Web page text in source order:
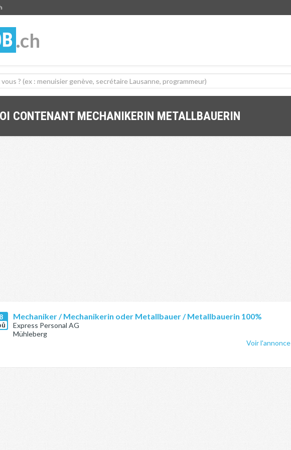
.ch
CONTENANT MECHANIKERIN METALLBAUERIN
Mechaniker / Mechanikerin oder Metallbauer / Metallbauerin 100%
Express Personal AG
Mühleberg
Voir l'annonce